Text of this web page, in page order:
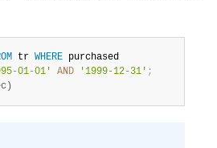
tr WHERE
01-01' AND '1999-12-31' ;